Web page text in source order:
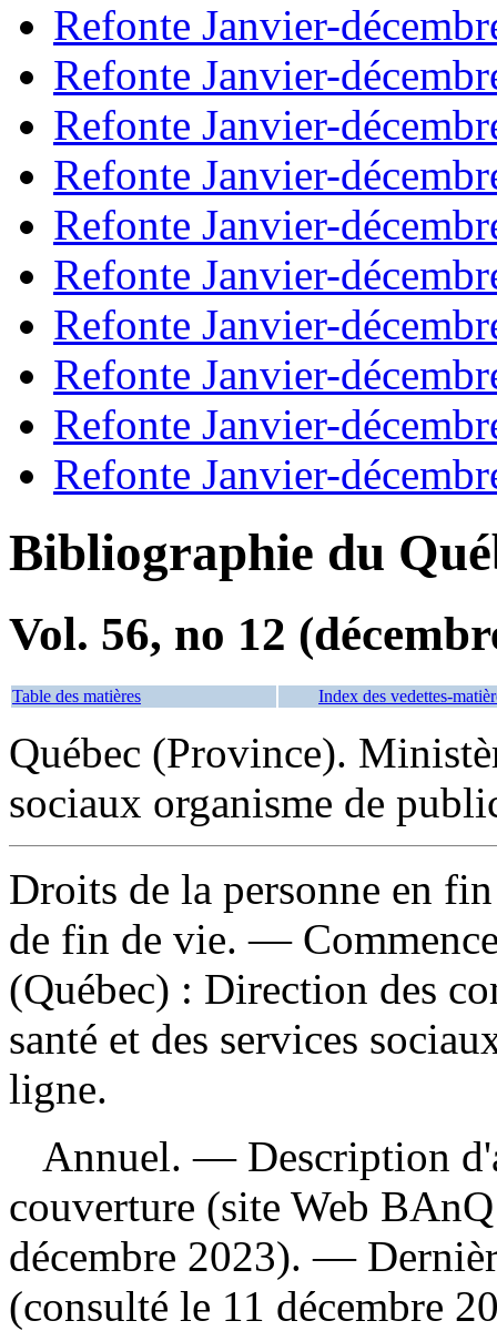
Refonte Janvier-
Refonte Janvier-
Refonte Janvier-
Refonte Janvier-
Refonte Janvier-
Refonte Janvier-
Refonte Janvier-
Refonte Janvier-
Refonte Janvier-
Refonte Janvier-
Bibliographie du
Vol. 56, no 12
Table des matières Index des vedettes-
Québec (Province).
sociaux organisme de
Droits de la personne en
de fin de vie. —
(Québec) : Direction des
santé et des services
ligne.
Annuel. — Description
couverture (site Web
décembre 2023). —
(consulté le 11 décembre